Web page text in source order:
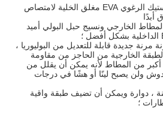
الطبقة الداخلية: مليئة بالبلاستيك الرغوي EVA مغلق الخلية لامتصاص
أبدًا
الخارجي ونسيج حبل البولي أميد
مرنة جديدة قابلة للتعديل من البوليوريا ،
الطبقة الخارجية من الحاجز من مقاومة
أكبر من المطاط لأنه يمكن أن يقلل من
ولن يصبح لينًا أو هشًا في درجات
، دوارة ويمكن أن تضيف طبقة واقية
؛